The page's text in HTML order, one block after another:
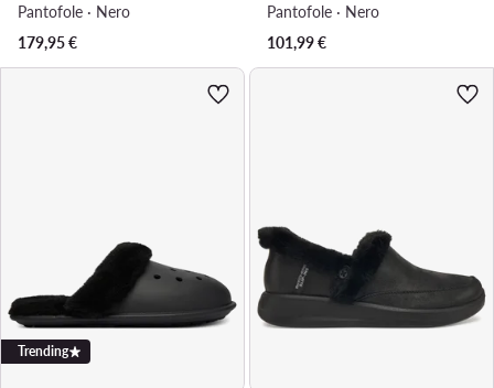
Pantofole · Nero
179,95€
Pantofole · Nero
101,99€
Trending